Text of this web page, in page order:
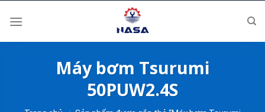
Máy bơm Tsurumi
50PUW2.4S